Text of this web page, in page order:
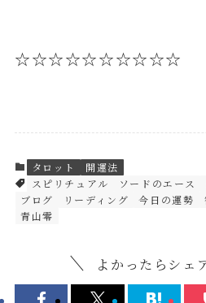
☆☆☆☆☆☆☆☆☆☆
タロット
開運法
スピリチュアル
ソードのエース
ブログ
リーディング 今日の運勢
青山零
よかったらシェ